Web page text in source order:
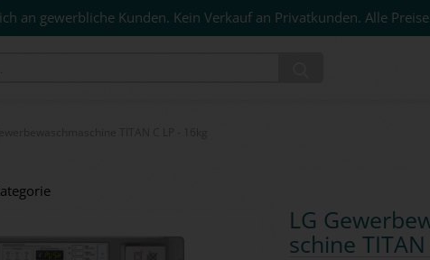
an gewerbliche Kunden. Kein Verkauf an Privatkunden. Alle
LG
schi­ne